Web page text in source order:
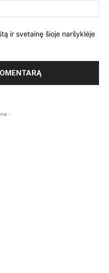
ir svetainę šioje naršyklėje
-